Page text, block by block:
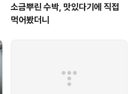
소금뿌린 수박, 맛있다기에 직접
먹어봤더니